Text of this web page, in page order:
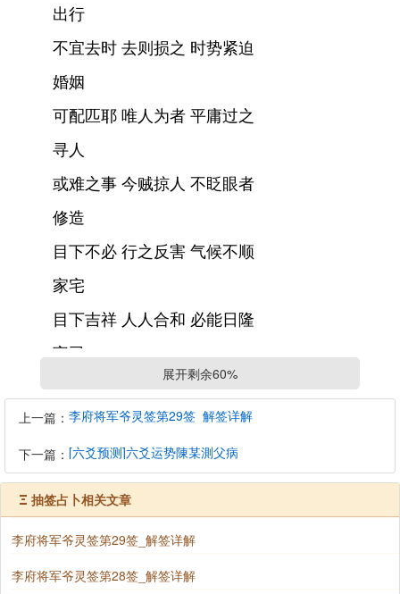
出行
不宜去时 去则损之 时势紧迫
婚姻
可配匹耶 唯人为者 平庸过之
寻人
或难之事 今贼掠人 不眨眼者
修造
目下不必 行之反害 气候不顺
家宅
目下吉祥 人人合和 必能日隆
官司
自扪心看 自问无欺 即可胜讼
求财
财星正露 宜多修福 明春转机
六甲
恐难者也 身心不全 先调吾身
展开剩余60%
上一篇： 李府将军爷灵签第29签_解签详解
下一篇： [六爻预测]六爻运势陳某測父病
Ξ 抽签占卜相关文章
李府将军爷灵签第29签_解签详解
李府将军爷灵签第28签_解签详解